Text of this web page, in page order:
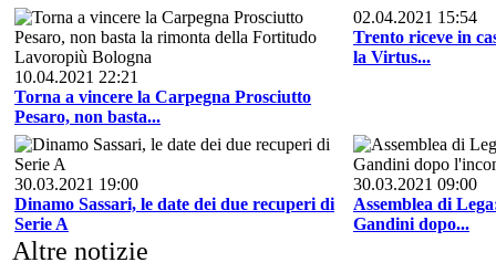
10.04.2021 22:21
Torna a vincere la Carpegna Prosciutto
Pesaro, non basta...
02.04.2021 15:54
Trento riceve in
la Virtus...
30.03.2021 19:00
Dinamo Sassari, le date dei due recuperi di
Serie A
30.03.2021 09:00
Assemblea di
Gandini dopo...
Altre notizie